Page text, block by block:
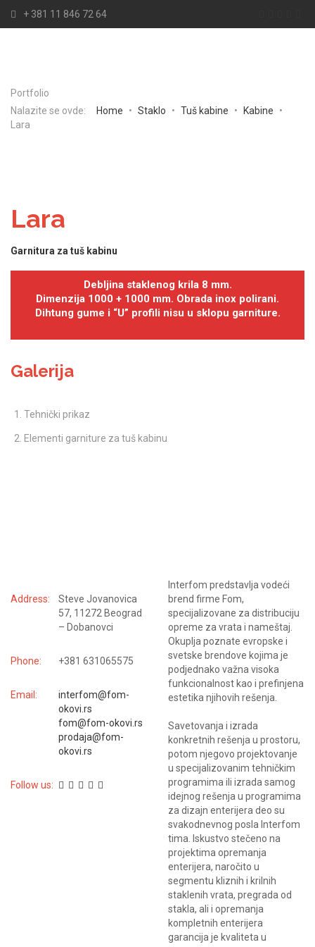
+ 381 11 846 72 64
Portfolio
Nalazite se ovde:
Home • Staklo • Tuš kabine • Kabine
•
Lara
Lara
Garnitura za tuš kabinu
Debljina staklenog krila 8 mm.
Dimenzija 1000 + 1000 mm. Obrada inox polirani.
Dihtung gume i “U” profili nisu u sklopu garniture.
Galerija
Tehnički prikaz
Elementi garniture za tuš kabinu
Address:
Steve Jovanovica
57, 11272 Beograd
– Dobanovci
Phone: +381 631065575
Email:
interfom@fom-
okovi.rs
fom@fom-okovi.rs
prodaja@fom-
okovi.rs
Follow us:
Interfom predstavlja vodeći
brend firme Fom,
specijalizovane za distribuciju
opreme za vrata i nameštaj.
Okuplja poznate evropske i
svetske brendove kojima je
podjednako važna visoka
funkcionalnost kao i prefinjena
estetika njihovih rešenja.
Savetovanja i izrada
konkretnih rešenja u prostoru,
potom njegovo projektovanje
u specijalizovanim tehničkim
programima ili izrada samog
idejnog rešenja u programima
za dizajn enterijera deo su
svakodnevnog posla Interfom
tima. Iskustvo stečeno na
projektima opremanja
enterijera, naročito u
segmentu kliznih i krilnih
staklenih vrata, pregrada od
stakla, ali i opremanja
kompletnih enterijera
garancija je kvaliteta u